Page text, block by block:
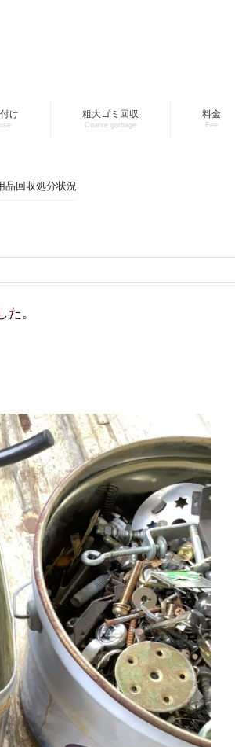
け 粗大ゴミ回収
Coarse garbage
料金
Fee
品回収処分状況
。